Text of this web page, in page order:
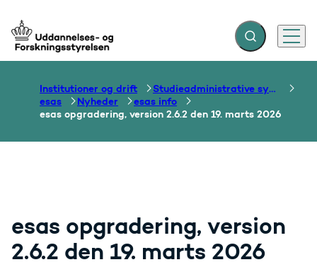
Gå til forsiden Fold søgefelt ud
Menu
Institutioner og drift
Studieadministrative systemer
esas
Nyheder
esas info
esas opgradering, version 2.6.2 den 19. marts 2026
esas opgradering, version
2.6.2 den 19. marts 2026